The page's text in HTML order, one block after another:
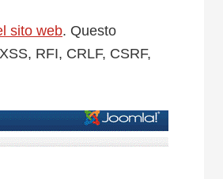
sito web. Questo
RFI, CRLF, CSRF,